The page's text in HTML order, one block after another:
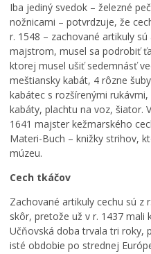
Iba jediný svedok – železné
nožnicami – potvrdzuje, že
r. 1548 – zachované artikuly
majstrom, musel sa podrobiť
ktorej musel ušiť sedemnásť
meštiansky kabát, 4 rôzne
kabátec s rozšírenými
kabáty, plachtu na voz, šiator.
1641 majster kežmarského
Materi-Buch – knižky strihov,
múzeu.
Cech tkáčov
Zachované artikuly cechu sú z
skôr, pretože už v r. 1437 mali
Učňovská doba trvala tri roky,
isté obdobie po strednej